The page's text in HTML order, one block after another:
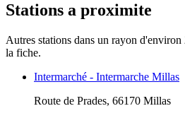
Stations a proximite
Autres stations dans un rayon
la fiche.
Intermarché - Intermarche Millas
Route de Prades, 66170 Millas